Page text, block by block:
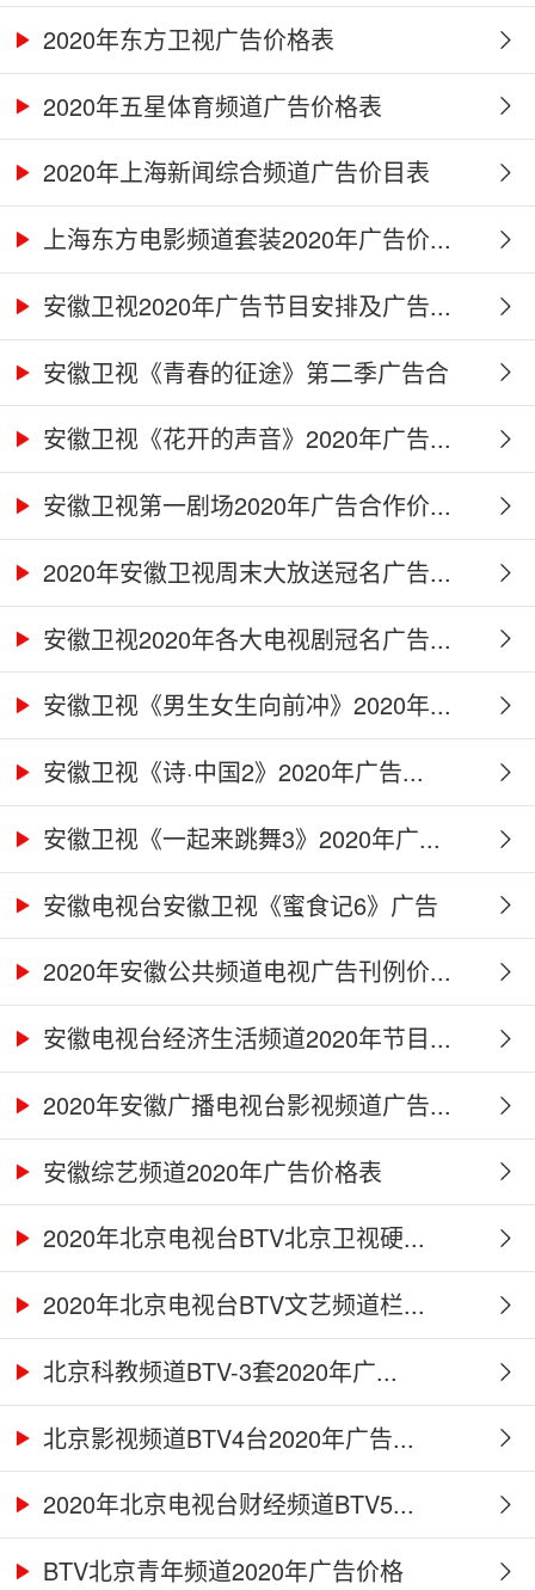
2020年东方卫视广告价格表
2020年五星体育频道广告价格表
2020年上海新闻综合频道广告价目表
上海东方电影频道套装2020年广告价...
安徽卫视2020年广告节目安排及广告...
安徽卫视《青春的征途》第二季广告合
作...安徽卫视《花开的声音》2020年广告...
安徽卫视第一剧场2020年广告合作价...
2020年安徽卫视周末大放送冠名广告...
安徽卫视2020年各大电视剧冠名广告...
安徽卫视《男生女生向前冲》2020年...
安徽卫视《诗·中国2》2020年广告...
安徽卫视《一起来跳舞3》2020年广...
安徽电视台安徽卫视《蜜食记6》广告
合...2020年安徽公共频道电视广告刊例价...
安徽电视台经济生活频道2020年节目...
2020年安徽广播电视台影视频道广告...
安徽综艺频道2020年广告价格表
2020年北京电视台BTV北京卫视硬...
2020年北京电视台BTV文艺频道栏...
北京科教频道BTV-3套2020年广...
北京影视频道BTV4台2020年广告...
2020年北京电视台财经频道BTV5...
BTV北京青年频道2020年广告价格